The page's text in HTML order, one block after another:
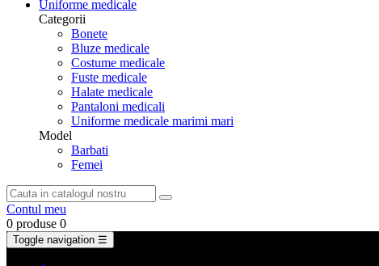
Uniforme medicale
Categorii
Bonete
Bluze medicale
Costume medicale
Fuste medicale
Halate medicale
Pantaloni medicali
Uniforme medicale marimi mari
Model
Barbati
Femei
Contul meu
0 produse 0
Toggle navigation ☰